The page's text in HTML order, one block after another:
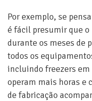
Por exemplo, se
é fácil presumir que
durante os meses de
todos os
incluindo freezers
operam mais horas e
de fabricação